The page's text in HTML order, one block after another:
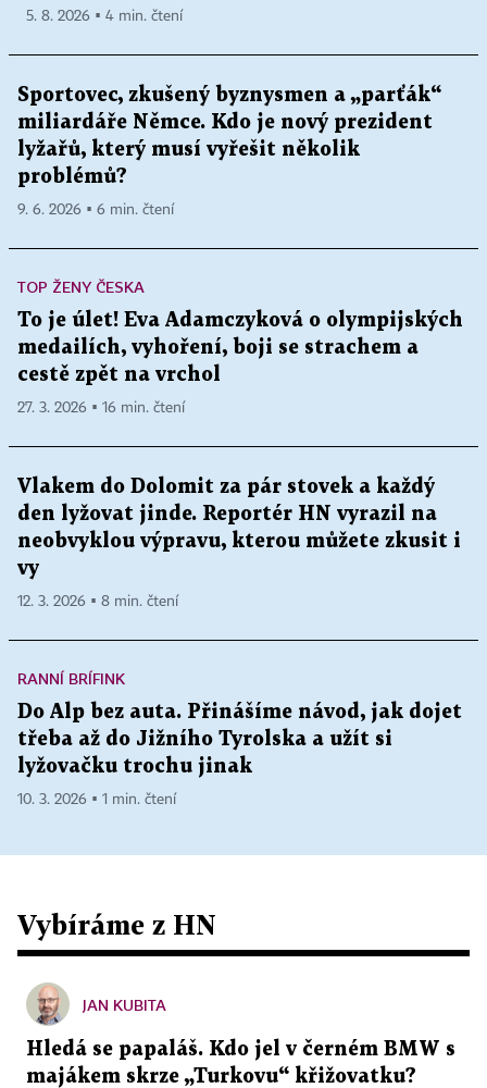
5. 8. 2026 ▪ 4 min. čtení
Sportovec, zkušený byznysmen a „parťák“
miliardáře Němce. Kdo je nový prezident
lyžařů, který musí vyřešit několik
problémů?
9. 6. 2026 ▪ 6 min. čtení
TOP ŽENY ČESKA
To je úlet! Eva Adamczyková o olympijských
medailích, vyhoření, boji se strachem a
cestě zpět na vrchol
27. 3. 2026 ▪ 16 min. čtení
Vlakem do Dolomit za pár stovek a každý
den lyžovat jinde. Reportér HN vyrazil na
neobvyklou výpravu, kterou můžete zkusit i
vy
12. 3. 2026 ▪ 8 min. čtení
RANNÍ BRÍFINK
Do Alp bez auta. Přinášíme návod, jak dojet
třeba až do Jižního Tyrolska a užít si
lyžovačku trochu jinak
10. 3. 2026 ▪ 1 min. čtení
Vybíráme z HN
JAN KUBITA
Hledá se papaláš. Kdo jel v černém BMW s
majákem skrze „Turkovu“ křižovatku?